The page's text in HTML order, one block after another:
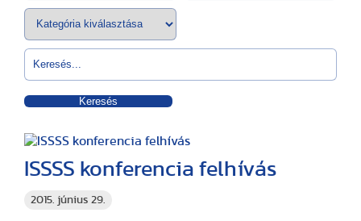
Keresés
2015. június 29.
ISSSS konferencia felhívás